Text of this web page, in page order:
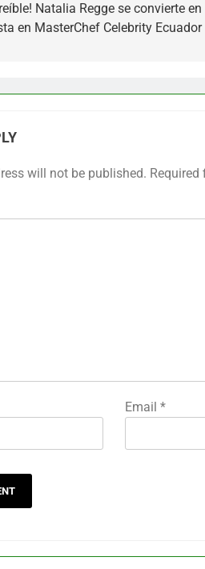
Natalia Regge se convierte en
en MasterChef Celebrity Ecuador
will not be published. Required
Email *